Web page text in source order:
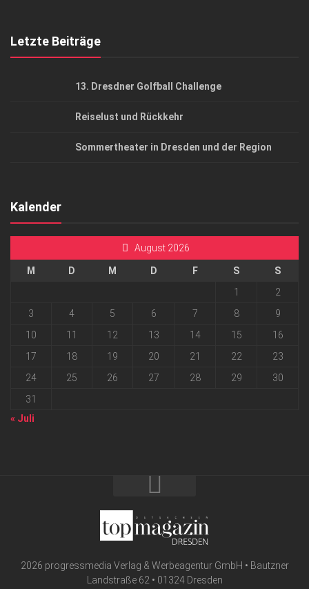
Letzte Beiträge
13. Dresdner Golfball Challenge
Reiselust und Rückkehr
Sommertheater in Dresden und der Region
Kalender
August 2026
M D M D F S
S
1
2
3
4 5 6 7 8
9
10
11 12 13 14 15
16
17
18 19 20 21 22
23
24
25 26 27 28 29
30
31
« Juli
2026 progressmedia Verlag & Werbeagentur GmbH • Bautzner
Landstraße 62 • 01324 Dresden